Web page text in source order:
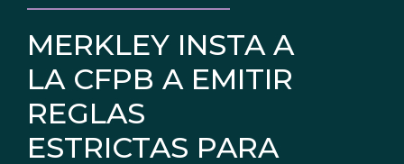
MERKLEY INSTA A
LA CFPB A EMITIR
REGLAS
ESTRICTAS PARA